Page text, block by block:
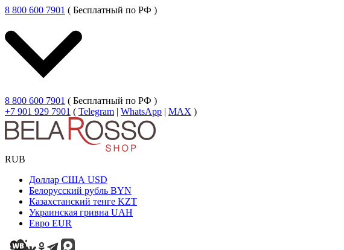
8 800 600 7901 ( Бесплатный по РФ )
8 800 600 7901 ( Бесплатный по РФ )
+7 901 929 7901 ( Telegram | WhatsApp | MAX )
RUB
Доллар США USD
Белорусский рубль BYN
Казахстанский тенге KZT
Украинская гривна UAH
Евро EUR